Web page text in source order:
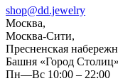
shop@dd.jewelry
Москва,
Москва-Сити,
Пресненская
Башня «Город
Пн—Вс 10:00 – 22:00